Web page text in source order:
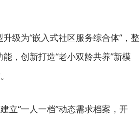
级为“嵌入式社区服务综合体”，整
，创新打造“老小双龄共养”新模
立“一人一档”动态需求档案，开